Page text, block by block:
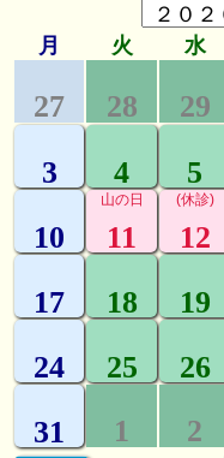
ョ
ン